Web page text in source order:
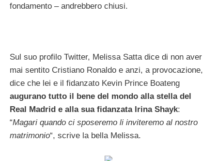
fondamento – andrebbero chiusi.
Sul suo profilo Twitter, Melissa Satta dice di non aver
mai sentito Cristiano Ronaldo e anzi, a provocazione,
dice che lei e il fidanzato Kevin Prince Boateng
augurano tutto il bene del mondo alla stella del
Real Madrid e alla sua fidanzata Irina Shayk:
“Magari quando ci sposeremo li inviteremo al nostro
matrimonio“, scrive la bella Melissa.